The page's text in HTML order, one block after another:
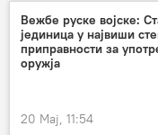
нуклеарно оружје
Вежбе руске војске:
јединица у највиши
приправности за
оружја
20 Мај, 11:54